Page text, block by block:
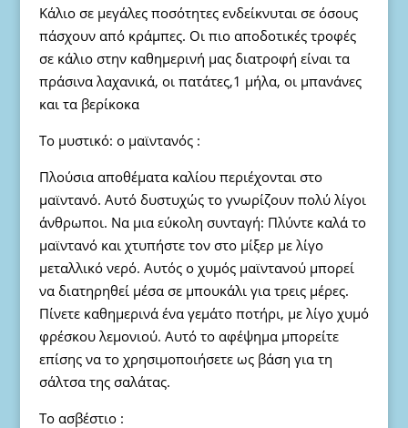
Κάλιο σε μεγάλες ποσότητες ενδείκνυται σε όσους
πάσχουν από κράμπες. Οι πιο αποδοτικές τροφές
σε κάλιο στην καθημερινή μας διατροφή είναι τα
πράσινα λαχανικά, οι πατάτες,1 μήλα, οι μπανάνες
και τα βερίκοκα
Το μυστικό: ο μαϊντανός :
Πλούσια αποθέματα καλίου περιέχονται στο
μαϊντανό. Αυτό δυστυχώς το γνωρίζουν πολύ λίγοι
άνθρωποι. Να μια εύκολη συνταγή: Πλύντε καλά το
μαϊντανό και χτυπήστε τον στο μίξερ με λίγο
μεταλλικό νερό. Αυτός ο χυμός μαϊντανού μπορεί
να διατηρηθεί μέσα σε μπουκάλι για τρεις μέρες.
Πίνετε καθημερινά ένα γεμάτο ποτήρι, με λίγο χυμό
φρέσκου λεμονιού. Αυτό το αφέψημα μπορείτε
επίσης να το χρησιμοποιήσετε ως βάση για τη
σάλτσα της σαλάτας.
Το ασβέστιο :